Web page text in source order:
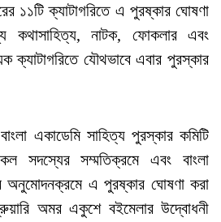
১১টি ক্যাটাগরিতে এ পুরষ্কার ঘোষণা
কথাসাহিত্য, নাটক, ফোকলার এবং
ক্যাটাগরিতে যৌথভাবে এবার পুরস্কার
একাডেমি সাহিত্য পুরস্কার কমিটি
সদস্যের সম্মতিক্রমে এবং বাংলা
অনুমোদনক্রমে এ পুরষ্কার ঘোষণা করা
অমর একুশে বইমেলার উদ্বোধনী